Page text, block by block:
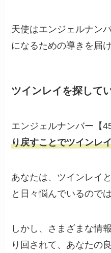
天使はエンジェルナン
になるための導きを届
ツインレイを探して
エンジェルナンバー【
り戻すことでツインレ
あなたは、ツインレイ
と日々悩んでいるので
しかし、さまざまな情
り回されて、あなたの